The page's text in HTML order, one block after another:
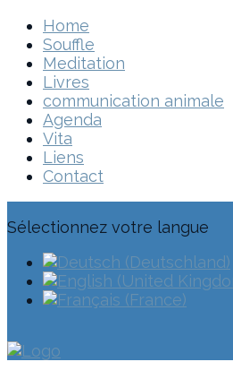
Home
Souffle
Meditation
Livres
communication animale
Agenda
Vita
Liens
Contact
Sélectionnez votre langue